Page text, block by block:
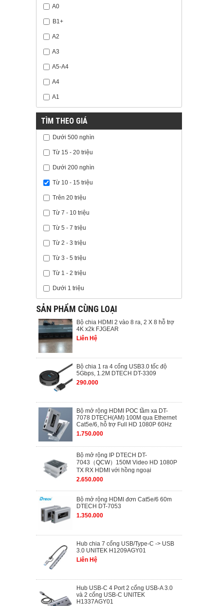
A0
B1+
A2
A3
A5-A4
A4
A1
TÌM THEO GIÁ
Dưới 500 nghìn
Từ 15 - 20 triệu
Dưới 200 nghìn
Từ 10 - 15 triệu
Trên 20 triệu
Từ 7 - 10 triệu
Từ 5 - 7 triệu
Từ 2 - 3 triệu
Từ 3 - 5 triệu
Từ 1 - 2 triệu
Dưới 1 triệu
SẢN PHẨM CÙNG LOẠI
Bộ chia HDMI 2 vào 8 ra, 2 X 8 hỗ trợ
4K x2k FJGEAR
Liên Hệ
Bộ chia 1 ra 4 cổng USB3.0 tốc độ
5Gbps, 1.2M DTECH DT-3309
290.000
Bộ mở rộng HDMI POC tầm xa DT-
7078 DTECH(AM) 100M qua Ethernet
Cat5e/6, hỗ trợ Full HD 1080P 60Hz
1.750.000
Bộ mở rộng IP DTECH DT-
7043（QCW）150M Video HD 1080P
TX RX HDMI với hồng ngoại
2.650.000
Bộ mở rộng HDMI đơn Cat5e/6 60m
DTECH DT-7053
1.350.000
Hub chia 7 cổng USB/Type-C -> USB
3.0 UNITEK H1209AGY01
Liên Hệ
Hub USB-C 4 Port 2 cổng USB-A 3.0
và 2 cổng USB-C UNITEK
H1337AGY01